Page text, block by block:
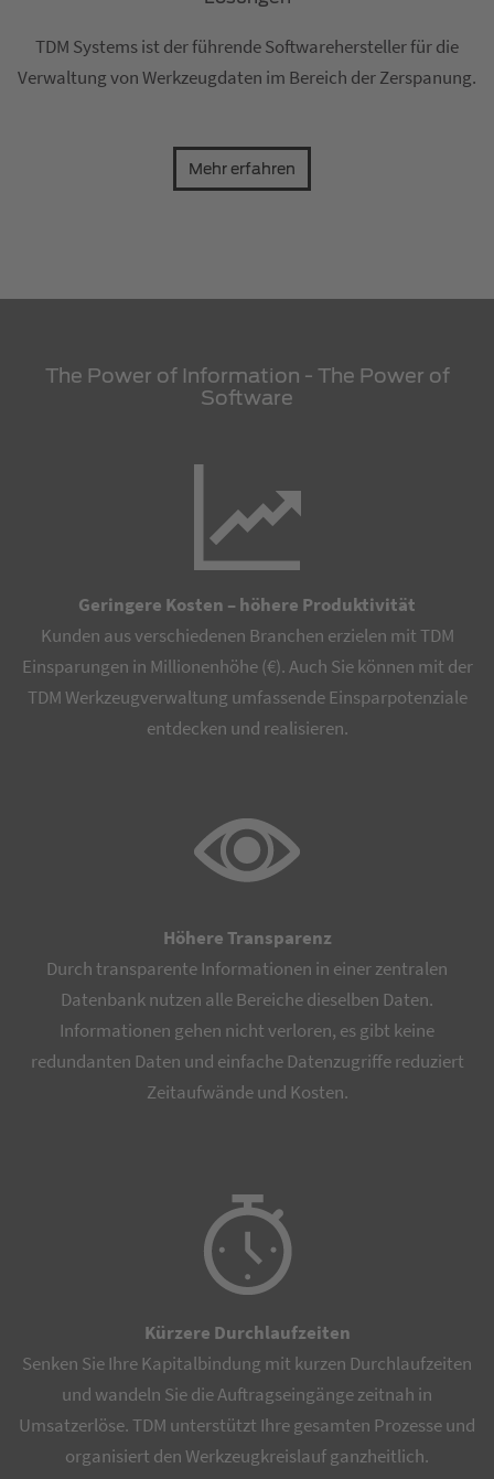
TDM Systems ist der führende Softwarehersteller für die
Verwaltung von Werkzeugdaten im Bereich der Zerspanung.
Mehr erfahren
The Power of Information - The Power of
Software
Geringere Kosten – höhere Produktivität
Kunden aus verschiedenen Branchen erzielen mit TDM
Einsparungen in Millionenhöhe (€). Auch Sie können mit der
TDM Werkzeugverwaltung umfassende Einsparpotenziale
entdecken und realisieren.
Höhere Transparenz
Durch transparente Informationen in einer zentralen
Datenbank nutzen alle Bereiche dieselben Daten.
Informationen gehen nicht verloren, es gibt keine
redundanten Daten und einfache Datenzugriffe reduziert
Zeitaufwände und Kosten.
Kürzere Durchlaufzeiten
Senken Sie Ihre Kapitalbindung mit kurzen Durchlaufzeiten
und wandeln Sie die Auftragseingänge zeitnah in
Umsatzerlöse. TDM unterstützt Ihre gesamten Prozesse und
organisiert den Werkzeugkreislauf ganzheitlich.